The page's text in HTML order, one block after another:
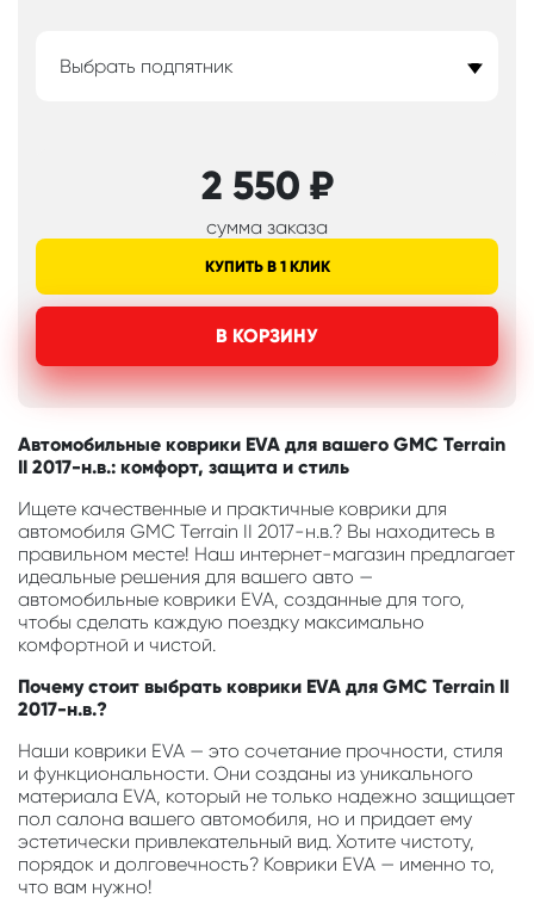
Выбрать подпятник
2 550 ₽
сумма заказа
КУПИТЬ В 1 КЛИК
В КОРЗИНУ
Автомобильные коврики EVA для вашего GMC Terrain
II 2017-н.в.: комфорт, защита и стиль
Ищете качественные и практичные коврики для
автомобиля GMC Terrain II 2017-н.в.? Вы находитесь в
правильном месте! Наш интернет-магазин предлагает
идеальные решения для вашего авто —
автомобильные коврики EVA, созданные для того,
чтобы сделать каждую поездку максимально
комфортной и чистой.
Почему стоит выбрать коврики EVA для GMC Terrain II
2017-н.в.?
Наши коврики EVA — это сочетание прочности, стиля
и функциональности. Они созданы из уникального
материала EVA, который не только надежно защищает
пол салона вашего автомобиля, но и придает ему
эстетически привлекательный вид. Хотите чистоту,
порядок и долговечность? Коврики EVA — именно то,
что вам нужно!